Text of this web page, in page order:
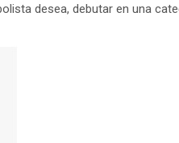
desea, debutar en una